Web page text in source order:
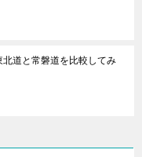
道と常磐道を比較してみ